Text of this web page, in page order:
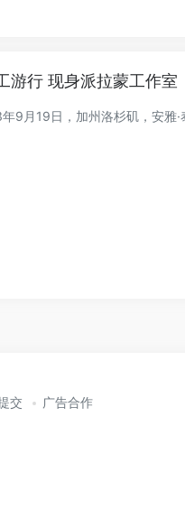
游行 现身派拉蒙工作室
9月19日，加州洛杉矶，安雅
交 广告合作